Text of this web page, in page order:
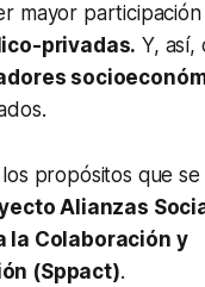
mayor participación
privadas. Y, así,
los propósitos que
Alianzas
la Colaboración y
(Sppact).